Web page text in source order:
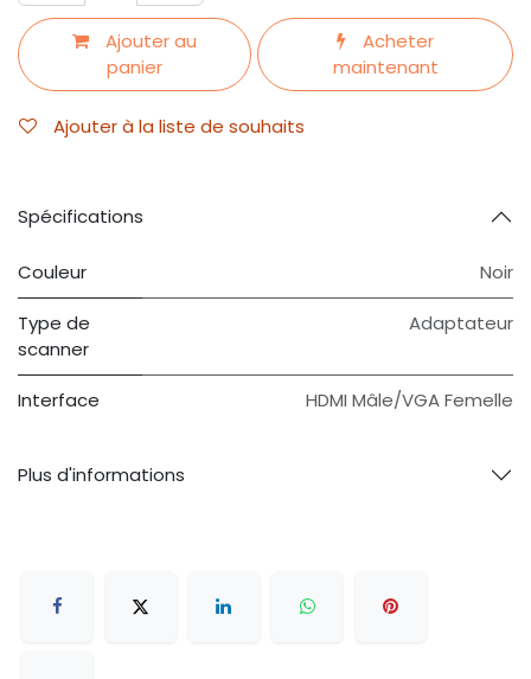
Ajouter au
panier
Acheter
maintenant
Ajouter à la liste de souhaits
Spécifications
Couleur Noir
Type de
scanner
Adaptateur
Interface HDMI Mâle/VGA Femelle
Plus d'informations